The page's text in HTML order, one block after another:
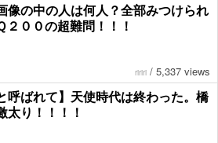
像の中の人は何人？全部みつけられ
２００の超難問！！！
ririri / 5,337 views
呼ばれて】天使時代は終わった。橋
太り！！！！